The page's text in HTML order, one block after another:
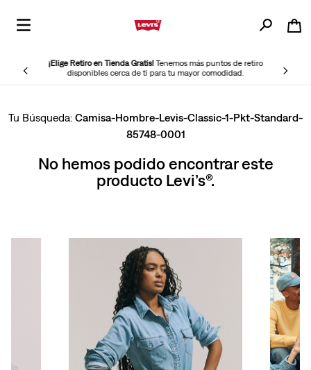
¡Elige Retiro en Tienda Gratis!Tenemos más puntos de retiro
disponibles cerca de ti para tu mayor comodidad.
Camisa-Hombre-Levis-Classic-1-Pkt-Standard-
85748-0001
No hemos podido encontrar este
producto Levi’s®.